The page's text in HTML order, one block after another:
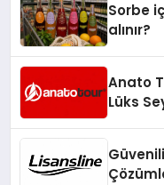
Sorbe
alınır?
Anato
Lüks